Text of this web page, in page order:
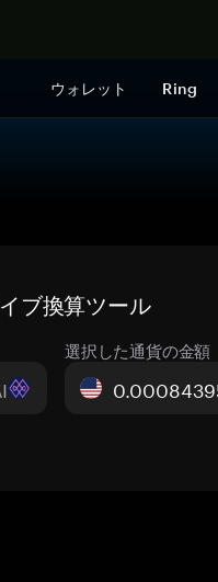
ウォレット Ring
ブ換算ツール
選択した通貨の金額